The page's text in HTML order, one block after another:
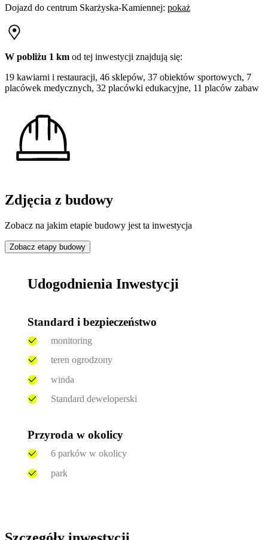
Dojazd do centrum Skarżyska-Kamiennej: pokaż
W pobliżu 1 km od tej inwestycji znajdują się:
19 kawiarni i restauracji, 46 sklepów, 37 obiektów sportowych, 7
placówek medycznych, 32 placówki edukacyjne, 11 placów zabaw
Zdjęcia z budowy
Zobacz na jakim etapie budowy jest ta inwestycja
Zobacz etapy budowy
Udogodnienia Inwestycji
Standard i bezpieczeństwo
monitoring
teren ogrodzony
winda
Standard deweloperski
Przyroda w okolicy
6 parków w okolicy
park